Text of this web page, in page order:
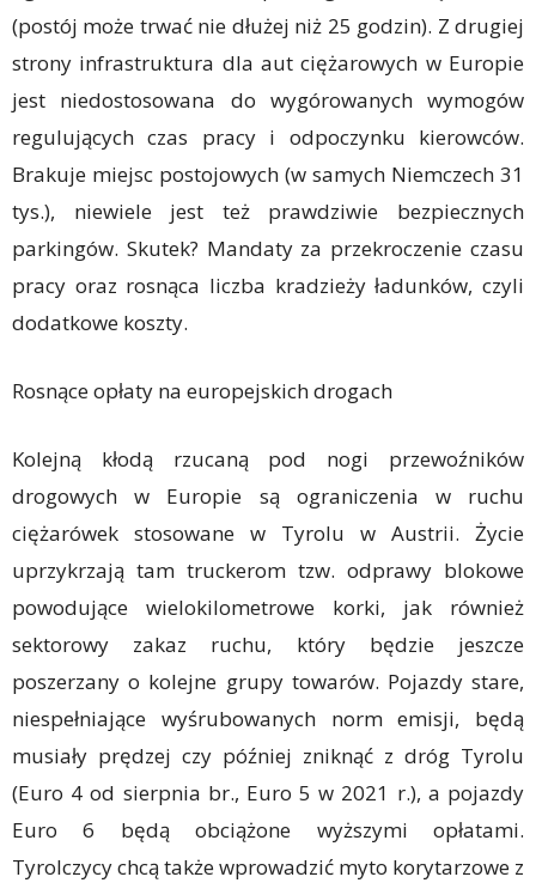
(postój może trwać nie dłużej niż 25 godzin). Z drugiej
strony infrastruktura dla aut ciężarowych w Europie
jest niedostosowana do wygórowanych wymogów
regulujących czas pracy i odpoczynku kierowców.
Brakuje miejsc postojowych (w samych Niemczech 31
tys.), niewiele jest też prawdziwie bezpiecznych
parkingów. Skutek? Mandaty za przekroczenie czasu
pracy oraz rosnąca liczba kradzieży ładunków, czyli
dodatkowe koszty.
Rosnące opłaty na europejskich drogach
Kolejną kłodą rzucaną pod nogi przewoźników
drogowych w Europie są ograniczenia w ruchu
ciężarówek stosowane w Tyrolu w Austrii. Życie
uprzykrzają tam truckerom tzw. odprawy blokowe
powodujące wielokilometrowe korki, jak również
sektorowy zakaz ruchu, który będzie jeszcze
poszerzany o kolejne grupy towarów. Pojazdy stare,
niespełniające wyśrubowanych norm emisji, będą
musiały prędzej czy później zniknąć z dróg Tyrolu
(Euro 4 od sierpnia br., Euro 5 w 2021 r.), a pojazdy
Euro 6 będą obciążone wyższymi opłatami.
Tyrolczycy chcą także wprowadzić myto korytarzowe z